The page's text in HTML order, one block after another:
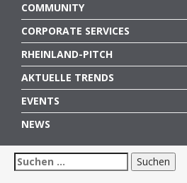
COMMUNITY
CORPORATE SERVICES
RHEINLAND-PITCH
AKTUELLE TRENDS
EVENTS
NEWS
Suchen
nach: